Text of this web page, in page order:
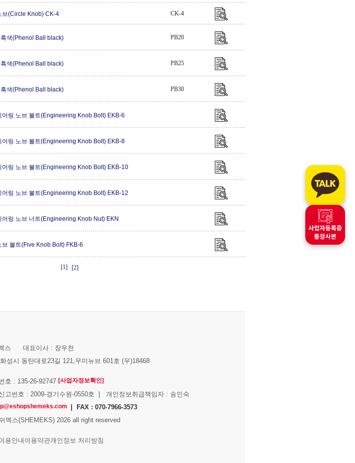
브(Circle Knob) CK-4 CK-4
색(Phenol Ball black) PB20
색(Phenol Ball black) PB25
색(Phenol Ball black) PB30
어링 노브 볼트(Engineering Knob Bolt) EKB-6
어링 노브 볼트(Engineering Knob Bolt) EKB-8
어링 노브 볼트(Engineering Knob Bolt) EKB-10
어링 노브 볼트(Engineering Knob Bolt) EKB-12
어링 노브 너트(Engineering Knob Nut) EKN
브 볼트(Five Knob Bolt) FKB-6
[1] [2]
스 대표이사 : 장우천
성시 동탄대로23길 121,우미뉴브 601호 (우)18468
호 : 135-26-92747 [사업자정보확인]
고번호 : 2009-경기수원-0550호 | 개인정보취급책임자 : 송인숙
| FAX : 070-7966-3573
멕스(SHEMEKS) 2026 all right reserved
용안내 이용약관개인정보 처리방침